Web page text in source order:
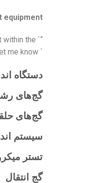
“` The provided code is unchanged, but it highlights the content within the `
` that describes the company’s services and equipment. If you need specific edits or additions, please let me know!
دستگاه
گج‌های
گج‌های
سیستم
تستر
گج انتقال